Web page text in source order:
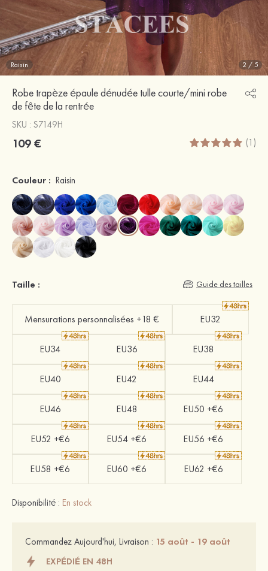
Raisin 2 /5
Robe trapèze épaule dénudée tulle courte/mini robe
de fête de la rentrée
SKU : S7149H
109 € (1)
Couleur : Raisin
Taille : Guide des tailles
Mensurations personnalisées +18 € EU32
EU34 EU36 EU38
EU40 EU42 EU44
EU46 EU48 EU50 +€6
EU52 +€6 EU54 +€6 EU56 +€6
EU58 +€6 EU60 +€6 EU62 +€6
Disponibilité : En stock
Commandez Aujourd'hui, Livraison : 15 août - 19 août
EXPÉDIÉ EN 48H